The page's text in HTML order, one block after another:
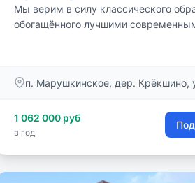
Мы верим в силу классического
обогащённого лучшими
п. Марушкинское, дер. Крёкшино,
1 062 000 руб
в год